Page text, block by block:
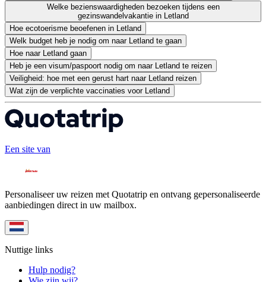
Welke bezienswaardigheden bezoeken tijdens een
gezinswandelvakantie in Letland
Hoe ecotoerisme beoefenen in Letland
Welk budget heb je nodig om naar Letland te gaan
Hoe naar Letland gaan
Heb je een visum/paspoort nodig om naar Letland te reizen
Veiligheid: hoe met een gerust hart naar Letland reizen
Wat zijn de verplichte vaccinaties voor Letland
Een site van
Personaliseer uw reizen met Quotatrip en ontvang gepersonaliseerde
aanbiedingen direct in uw mailbox.
Nuttige links
Hulp nodig?